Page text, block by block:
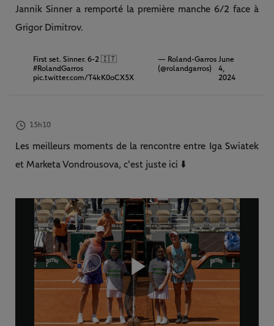
Jannik Sinner a remporté la première manche 6/2 face à
Grigor Dimitrov.
First set. Sinner. 6-2 🇮🇹
#RolandGarros
pic.twitter.com/T4kK0oCX5X
— Roland-Garros
(@rolandgarros)
June
4,
2024
15h10
Les meilleurs moments de la rencontre entre Iga Swiatek
et Marketa Vondrousova, c'est juste ici ⬇️
Play